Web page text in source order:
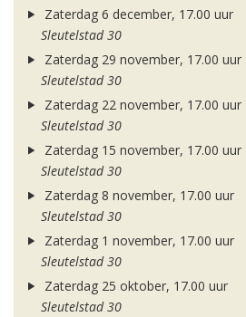
Zaterdag 6 december, 17.00 uur
Sleutelstad 30
Zaterdag 29 november, 17.00 uur
Sleutelstad 30
Zaterdag 22 november, 17.00 uur
Sleutelstad 30
Zaterdag 15 november, 17.00 uur
Sleutelstad 30
Zaterdag 8 november, 17.00 uur
Sleutelstad 30
Zaterdag 1 november, 17.00 uur
Sleutelstad 30
Zaterdag 25 oktober, 17.00 uur
Sleutelstad 30